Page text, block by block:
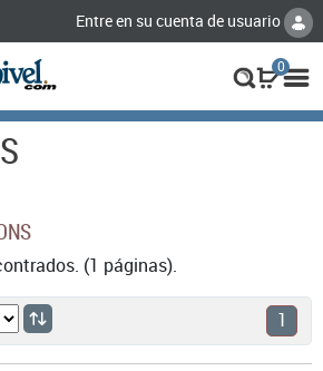
Entre en su cuenta de usuario
0
(1 páginas).
1